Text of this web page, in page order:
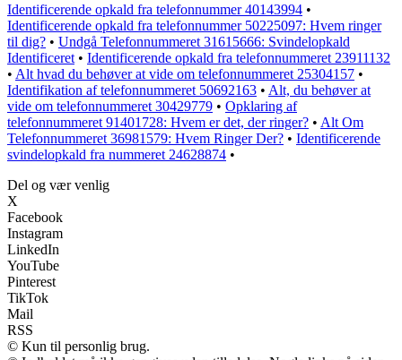
Identificerende opkald fra telefonnummer 40143994 •
Identificerende opkald fra telefonnummer 50225097: Hvem ringer
til dig? • Undgå Telefonnummeret 31615666: Svindelopkald
Identificeret • Identificerende opkald fra telefonnummeret 23911132
• Alt hvad du behøver at vide om telefonnummeret 25304157 •
Identifikation af telefonnummeret 50692163 • Alt, du behøver at
vide om telefonnummeret 30429779 • Opklaring af
telefonnummeret 91401728: Hvem er det, der ringer? • Alt Om
Telefonnummeret 36981579: Hvem Ringer Der? • Identificerende
svindelopkald fra nummeret 24628874 •
Del og vær venlig
X
Facebook
Instagram
LinkedIn
YouTube
Pinterest
TikTok
Mail
RSS
© Kun til personlig brug.